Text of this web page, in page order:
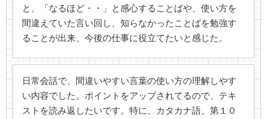
と、「なるほど・・」と感心することばや、使い方を
間違えていた言い回し、知らなかったことばを勉強す
ることが出来、今後の仕事に役立てたいと感じた。
日常会話で、間違いやすい言葉の使い方の理解しやす
い内容でした。ポイントをアップされてるので、テキ
ストを読み返したいです。特に、カタカナ語、第１０